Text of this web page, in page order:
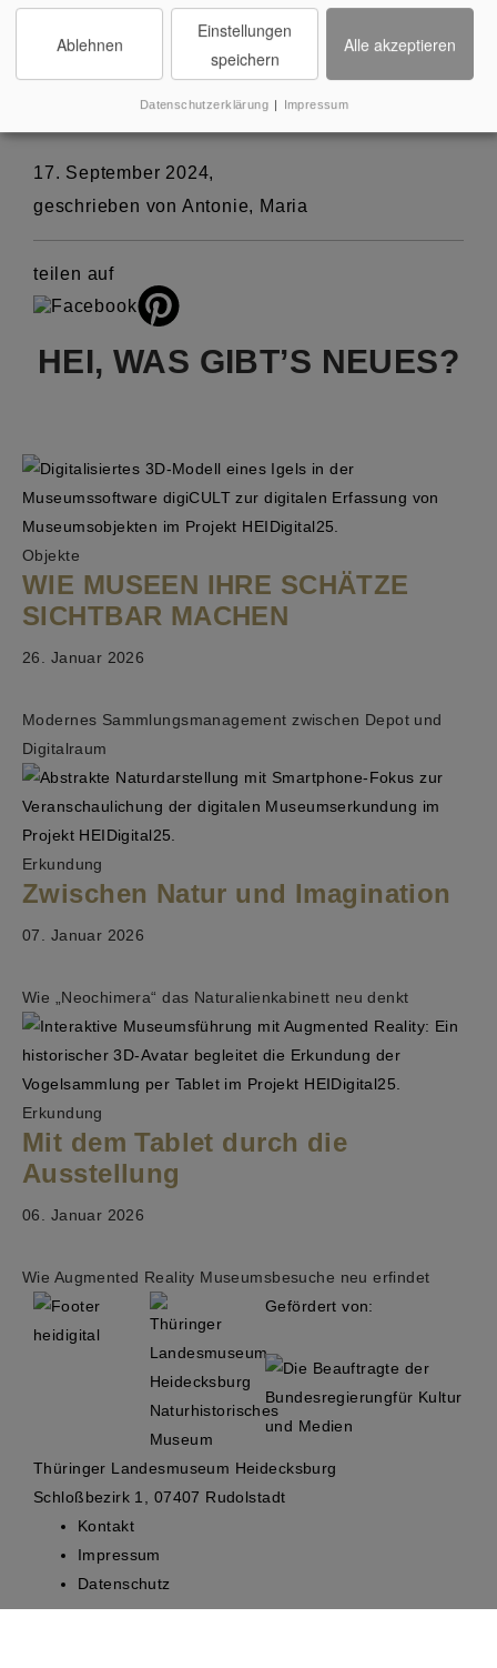
für die Nachwelt bewahrt. Ein würdiger Schritt, um
einen der großen, wenn auch lange unterschätzten
Geowissenschaftler Thüringens wieder ins
Bewusstsein zu rufen.
17. September 2024,
geschrieben von Antonie, Maria
teilen auf
HEI, WAS GIBT’S NEUES?
Objekte
WIE MUSEEN IHRE SCHÄTZE
SICHTBAR MACHEN
26. Januar 2026
Modernes Sammlungsmanagement zwischen Depot und
Digitalraum
Erkundung
Zwischen Natur und Imagination
07. Januar 2026
Wie „Neochimera“ das Naturalienkabinett neu denkt
Erkundung
Mit dem Tablet durch die
Ausstellung
06. Januar 2026
Wie Augmented Reality Museumsbesuche neu erfindet
Gefördert von:
Thüringer Landesmuseum Heidecksburg
Schloßbezirk 1, 07407 Rudolstadt
Kontakt
Impressum
Datenschutz
Ablehnen
Einstellungen
speichern
Alle akzeptieren
Datenschutzerklärung Impressum